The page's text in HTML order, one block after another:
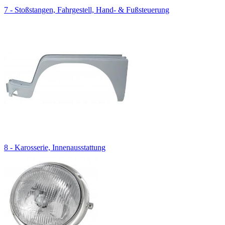
7 - Stoßstangen, Fahrgestell, Hand- & Fußsteuerung
8 - Karosserie, Innenausstattung